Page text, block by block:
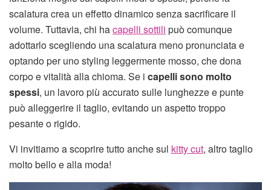
scalatura crea un effetto dinamico senza sacrificare il
volume. Tuttavia, chi hacapelli sottili può comunque
adottarlo scegliendo una scalatura meno pronunciata e
optando per uno styling leggermente mosso, che dona
corpo e vitalità alla chioma. Se i capelli sono molto
spessi, un lavoro più accurato sulle lunghezze e punte
può alleggerire il taglio, evitando un aspetto troppo
pesante o rigido.
Vi invitiamo a scoprire tutto anche sul kitty cut, altro taglio
molto bello e alla moda!